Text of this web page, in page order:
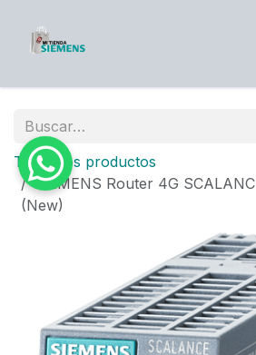
Todos los productos
SIEMENS Router 4G
(New)